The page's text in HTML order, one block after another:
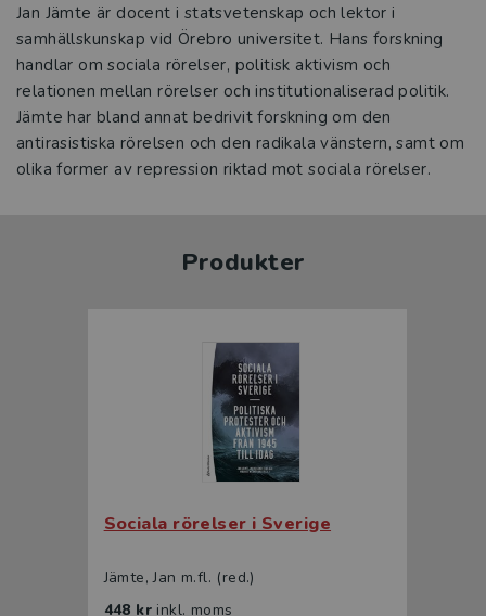
Jan Jämte är docent i statsvetenskap och lektor i
samhällskunskap vid Örebro universitet. Hans forskning
handlar om sociala rörelser, politisk aktivism och
relationen mellan rörelser och institutionaliserad politik.
Jämte har bland annat bedrivit forskning om den
antirasistiska rörelsen och den radikala vänstern, samt om
olika former av repression riktad mot sociala rörelser.
Produkter
Sociala rörelser i Sverige
Jämte, Jan m.fl. (red.)
448 kr inkl. moms